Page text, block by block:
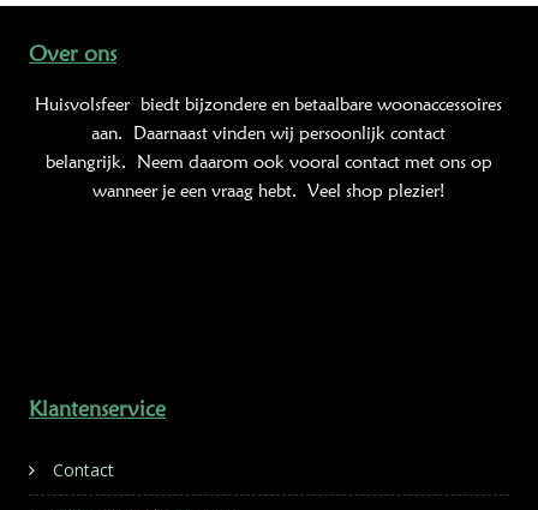
Over ons
Huisvolsfeer biedt bijzondere en betaalbare woonaccessoires
aan. Daarnaast vinden wij persoonlijk contact
belangrijk. Neem daarom ook vooral contact met ons op
wanneer je een vraag hebt. Veel shop plezier!
Klantenservice
Contact